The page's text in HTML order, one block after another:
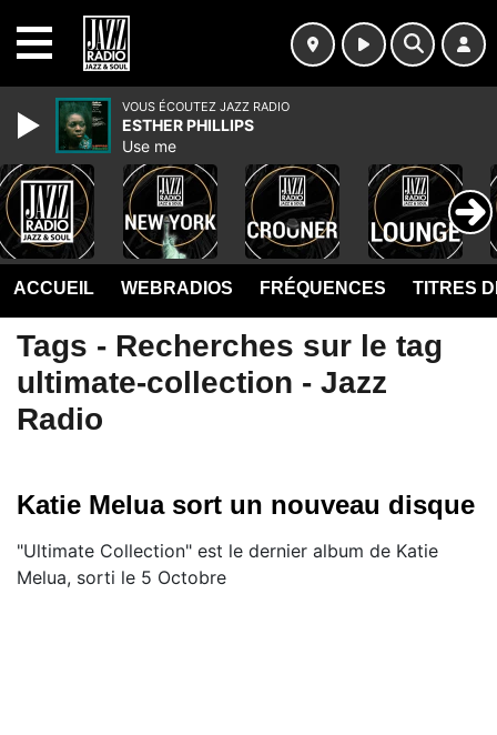
ACCUEIL WEBRADIOS FRÉQUENCES TITRES
Tags - Recherches sur le tag
ultimate-collection - Jazz
Radio
Katie Melua sort un nouveau disque
"Ultimate Collection" est le dernier album de Katie
Melua, sorti le 5 Octobre
VOUS ÉCOUTEZ JAZZ RADIO
ESTHER PHILLIPS
Use me